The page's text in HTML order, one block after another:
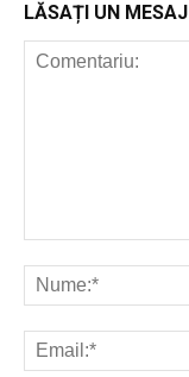
LĂSAȚI UN MESAJ